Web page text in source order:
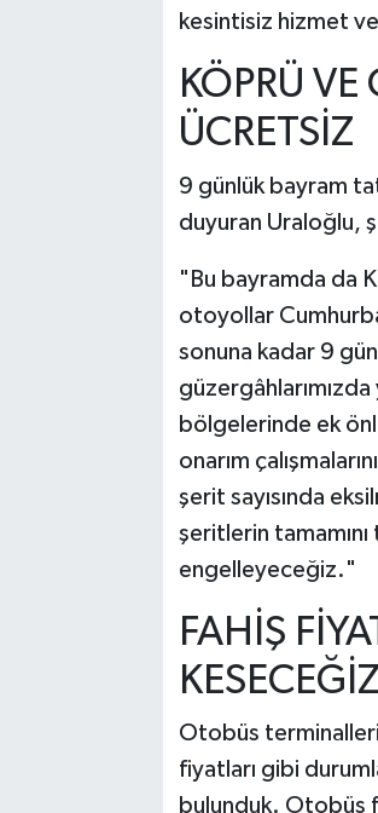
kesintisiz hizmet
KÖPRÜ
ÜCRETSİZ
9 günlük bayram
duyuran Uraloğlu,
"Bu bayramda da
otoyollar
sonuna kadar 9
bölgelerinde ek
onarım
şerit sayısında
şeritlerin tamamını
engelleyeceğiz."
FAHİŞ
KESECEĞİZ
Otobüs
fiyatları gibi
bulunduk. Otobüs